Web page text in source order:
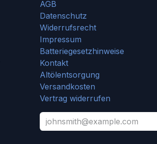
AGB
Datenschutz
Widerrufsrecht
Impressum
Batteriegesetzhinweise
Kontakt
Altölentsorgung
Versandkosten
Vertrag widerrufen